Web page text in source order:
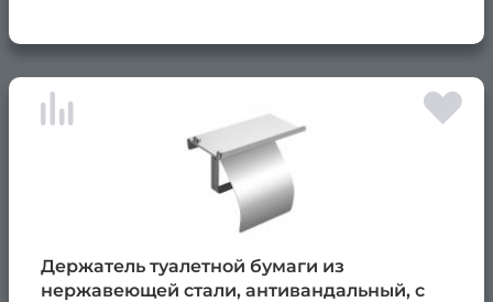
Держатель туалетной бумаги из
нержавеющей стали, антивандальный, с